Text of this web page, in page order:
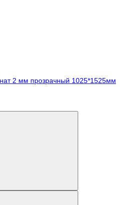
2 мм прозрачный 1025*1525мм